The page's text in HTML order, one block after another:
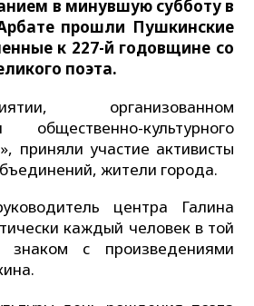
в минувшую субботу в
прошли Пушкинские
к 227-й годовщине со
поэта.
организованном
общественно-культурного
приняли участие активисты
жители города.
центра Галина
каждый человек в той
с произведениями